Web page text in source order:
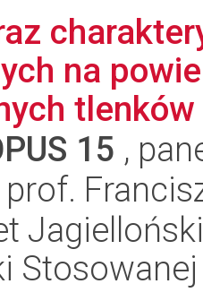
na
15 ,
Stosowanej